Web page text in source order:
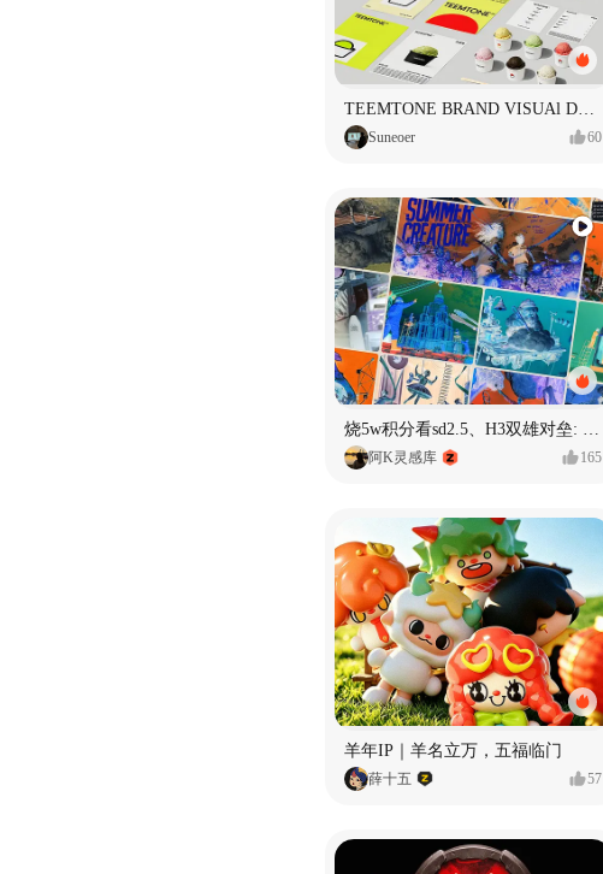
Suneoer 60
烧5w积分看sd2.5、H3双雄对垒: 全面测评MiniMax H3篇
阿K灵感库 165
羊年IP｜羊名立万，五福临门
薛十五 57